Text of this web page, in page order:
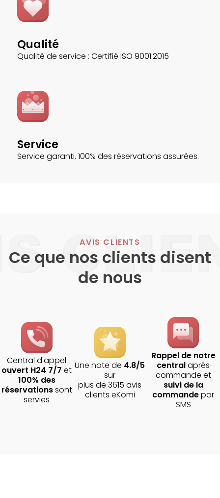
Qualité
Qualité de service : Certifié ISO 9001:2015
Service
Service garanti. 100% des réservations assurées.
AVIS CLIENTS
Ce que nos clients disent
de nous
Central d'appel
ouvert H24 7/7 et
100% des
réservationssont
servies
Une note de 4.8/5
sur
plus de 3615 avis
clients eKomi
Rappel de notre
centralaprès
commande et
suivi de la
commandepar
SMS